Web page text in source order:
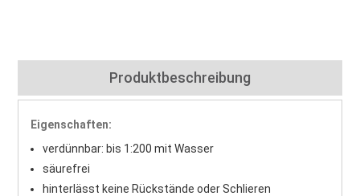
Produktbeschreibung
Eigenschaften:
verdünnbar: bis 1:200 mit Wasser
säurefrei
hinterlässt keine Rückstände oder Schlieren